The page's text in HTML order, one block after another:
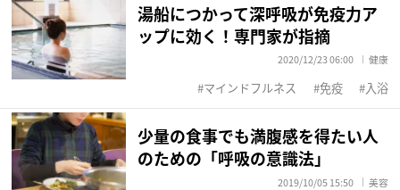
湯船につかって深呼吸が免疫力ア
ップに効く！専門家が指摘
2020/12/23 06:00 健康
マインドフルネス 免疫 入浴
少量の食事でも満腹感を得たい人
のための「呼吸の意識法」
2019/10/05 15:50 美容